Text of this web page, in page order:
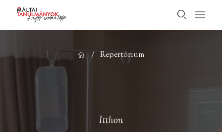
/ Repertórium
Itthon